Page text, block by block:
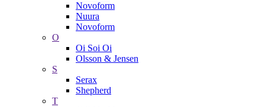
Novoform
Nuura
Novoform
O
Oi Soi Oi
Olsson & Jensen
S
Serax
Shepherd
T